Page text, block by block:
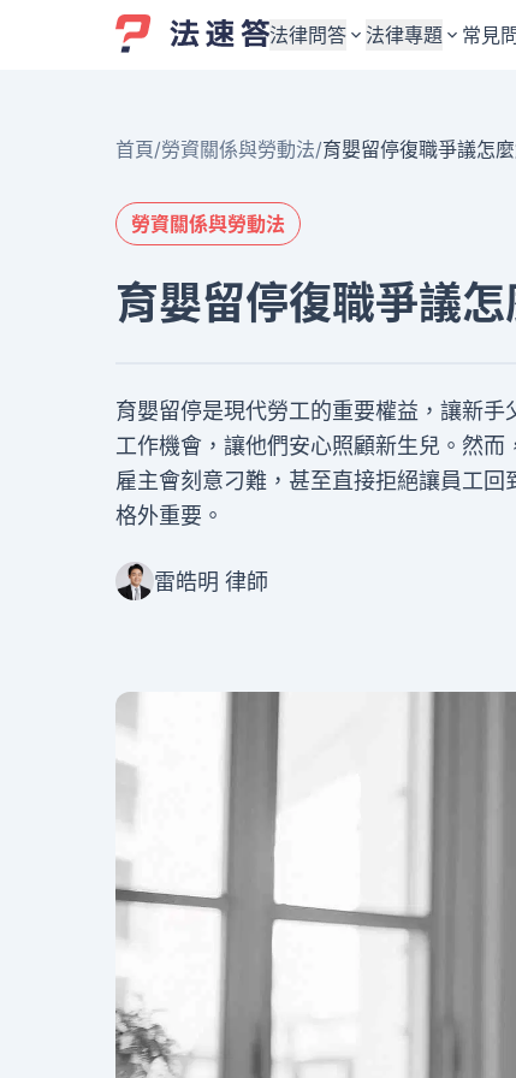
法律問答
勞資關係與勞動法
債務與債權
交通事故與賠償
刑事犯罪案件
法律專題
勞資關係與勞動法
刑事犯罪案件
常見
首頁/勞資關係與勞動法/育嬰留停復職爭議怎
勞資關係與勞動法
育嬰留停復職爭議
育嬰留停是現代勞工的重要權益，讓新
工作機會，讓他們安心照顧新生兒。然
雇主會刻意刁難，甚至直接拒絕讓員工
格外重要。
雷皓明 律師